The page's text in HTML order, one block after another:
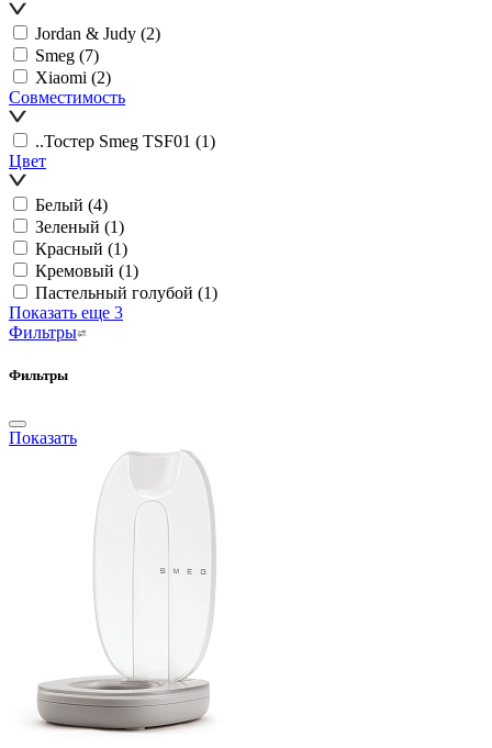
Jordan & Judy (2)
Smeg (7)
Xiaomi (2)
Совместимость
..Тостер Smeg TSF01 (1)
Цвет
Белый (4)
Зеленый (1)
Красный (1)
Кремовый (1)
Пастельный голубой (1)
Показать еще 3
Фильтры
Фильтры
Показать